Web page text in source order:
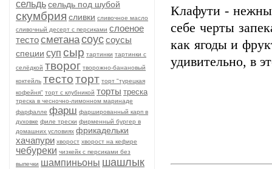
сельдьсельдь под шубой
скумбрия сливки сливочное масло
сливочный десерт с персиками слоеное
тестосметанасоуссоусы
специи суп сыр тартинки тартинки с
селёдкой творог творожно-банановый
коктейль тестоторт торт "турецкая
кофейня" торт с клубникой торты треска
треска в чесночно-лимонном маринаде
фарфалле фарш фаршированный карп в
духовке филе трески фирменный бургер в
домашних условиях фрикадельки
хачапури хворост хворост на кефире
чебуреки чизкейк с персиками без
выпечки шампиньоны шашлык
Клафути -
себе черты
как ягоды и
удивительно, в